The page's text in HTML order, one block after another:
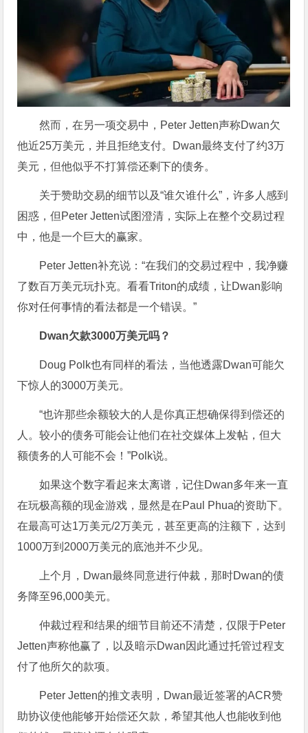
然而，在另一项交易中，Peter Jetten声称Dwan欠
他近25万美元，并且拒绝支付。Dwan最终支付了约3万
美元，但他似乎不打算偿还剩下的债务。
关于赞助交易的细节以及“谁欠谁什么”，许多人感到
困惑，但Peter Jetten试图澄清，实际上在整个交易过程
中，他是一个巨大的赢家。
Peter Jetten补充说：“在我们的交易过程中，我净赚
了数百万美元玩扑克。看看Triton的成绩，让Dwan影响
你对任何事情的看法都是一个错误。”
Dwan欠款3000万美元吗？
Doug Polk也有同样的看法，当他透露Dwan可能欠
下惊人的3000万美元。
“也许那些余额较大的人是你真正想确保得到偿还的
人。较小的债务可能会让他们在社交媒体上发帖，但大
额债务的人可能不会！”Polk说。
如果这个数字看起来太离谱，记住Dwan多年来一直
在玩极高额的现金游戏，显然是在Paul Phua的资助下。
在最高可达1万美元/2万美元，甚至更高的注额下，达到
1000万到2000万美元的底池并不少见。
上个月，Dwan最终同意进行仲裁，那时Dwan的债
务降至96,000美元。
仲裁过程和结果的细节目前还不清楚，仅限于Peter
Jetten声称他赢了，以及暗示Dwan因此通过托管过程支
付了他所欠的款项。
Peter Jetten的推文表明，Dwan最近签署的ACR赞
助协议使他能够开始偿还欠款，希望其他人也能收到他